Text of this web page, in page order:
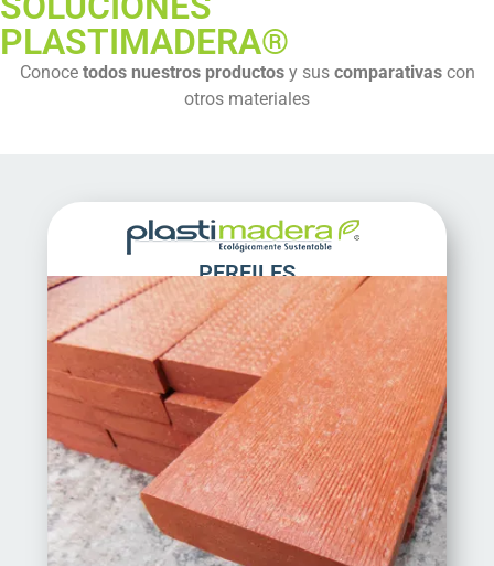
PLASTIMADERA®
Conoce todos nuestros productosy sus comparativascon
otros materiales
PERFILES